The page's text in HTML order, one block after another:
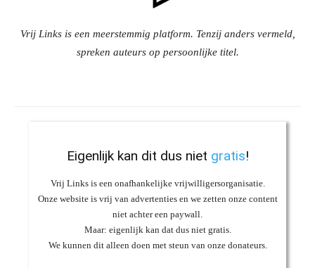
Vrij Links is een meerstemmig platform. Tenzij anders vermeld,
spreken auteurs op persoonlijke titel.
Eigenlijk kan dit dus niet gratis!
Vrij Links is een onafhankelijke vrijwilligersorganisatie.
Onze website is vrij van advertenties en we zetten onze content
niet achter een paywall.
Maar: eigenlijk kan dat dus niet gratis.
We kunnen dit alleen doen met steun van onze donateurs.